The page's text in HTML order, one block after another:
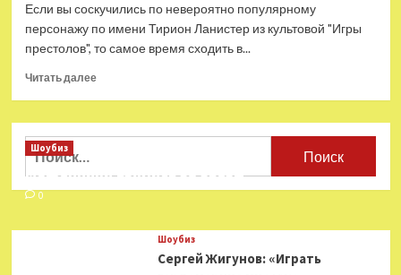
Если вы соскучились по невероятно популярному
персонажу по имени Тирион Ланистер из культовой "Игры
престолов", то самое время сходить в...
Читать далееПрочитать
Кино
ко мне,
детка»
«Игры
Найти:
Шоубиз
Мошенники взялись за звезд
0
Шоубиз
Сергей Жигунов: «Играть